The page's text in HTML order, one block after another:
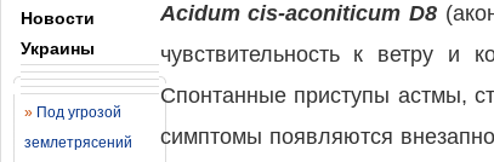
Новости
Украины
» Под угрозой
землетрясений
Acidum cis-aconiticum D8
чувствительность к ветру и
Спонтанные приступы астмы,
симптомы появляются